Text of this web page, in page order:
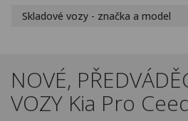
Novinky
Kontakty
Skladové vozy - značka a model
NOVÉ,
VOZY Kia Pro